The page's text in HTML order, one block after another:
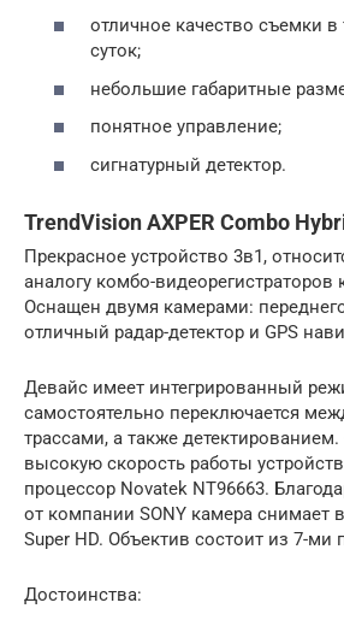
отличное качество съемки
суток;
небольшие габаритные
понятное управление;
сигнатурный детектор.
TrendVision AXPER Combo
Прекрасное устройство 3в1,
аналогу комбо-видеорегистраторов
Оснащен двумя камерами:
отличный радар-детектор и GPS
Девайс имеет интегрированный
самостоятельно переключается
трассами, а также
высокую скорость работы
процессор Novatek NT96663.
от компании SONY камера снимает
Super HD. Объектив состоит из 7-ми
Достоинства: